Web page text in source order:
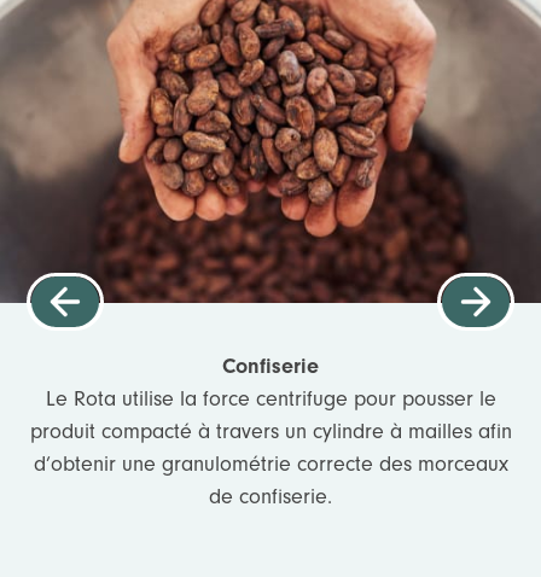
Confiserie
Le Rota utilise la force centrifuge pour pousser le
produit compacté à travers un cylindre à mailles afin
d’obtenir une granulométrie correcte des morceaux
de confiserie.